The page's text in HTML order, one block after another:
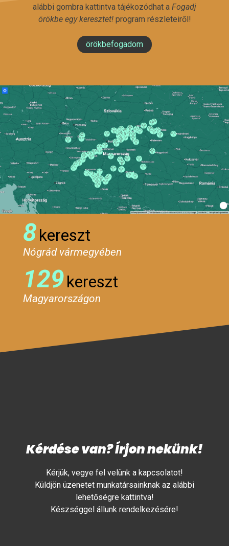
alábbi gombra kattintva tájékozódhat a Fogadj
örökbe egy keresztet!program részleteiről!
örökbefogadom
8kereszt
Nógrád vármegyében
129kereszt
Magyarországon
Kérdése van? Írjon nekünk!
Kérjük, vegye fel velünk a kapcsolatot!
Küldjön üzenetet munkatársainknak az alábbi
lehetőségre kattintva!
Készséggel állunk rendelkezésére!